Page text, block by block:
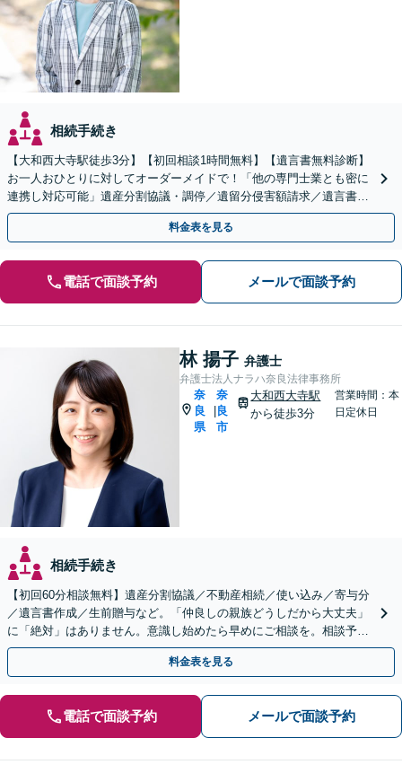
相続手続き
【大和西大寺駅徒歩3分】【初回相談1時間無料】【遺言書無料診断】
お一人おひとりに対してオーダーメイドで！「他の専門士業とも密に
連携し対応可能」遺産分割協議・調停／遺留分侵害額請求／遺言書作
成／相続放棄など【土曜・夜間対応可】【完全個室対応】
料金表を見る
電話で面談予約 メールで面談予約
林 揚子 弁護士
弁護士法人ナラハ奈良法律事務所
奈
良
県
奈
良
市
大和西大寺駅
から徒歩3分
営業時間：本
日定休日
相続手続き
【初回60分相談無料】遺産分割協議／不動産相続／使い込み／寄与分
／遺言書作成／生前贈与など。「仲良しの親族どうしだから大丈夫」
に「絶対」はありません。意識し始めたら早めにご相談を。相談予約
をネットから24時間受付可能です【土曜・夜間対応可】
料金表を見る
電話で面談予約 メールで面談予約